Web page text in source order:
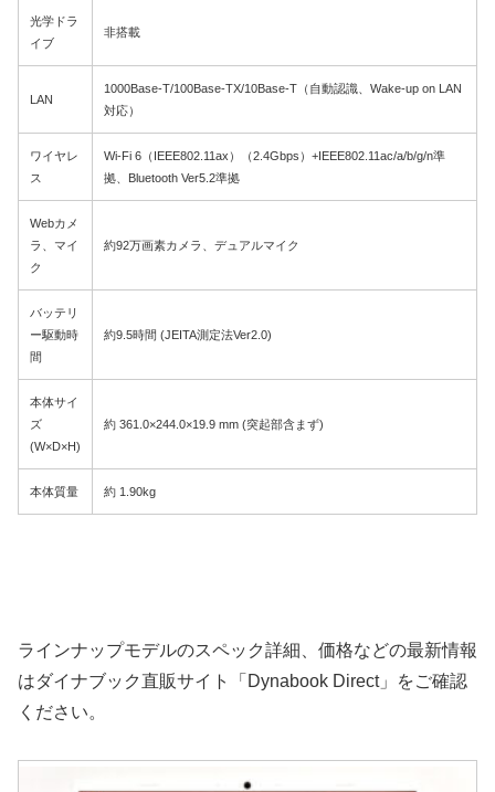
光学ドラ
イブ
非搭載
LAN
1000Base-T/100Base-TX/10Base-T（自動認識、Wake-up on LAN
対応）
ワイヤレ
ス
Wi-Fi 6（IEEE802.11ax）（2.4Gbps）+IEEE802.11ac/a/b/g/n準
拠、Bluetooth Ver5.2準拠
Webカメ
ラ、マイ
ク
約92万画素カメラ、デュアルマイク
バッテリ
ー駆動時
間
約9.5時間 (JEITA測定法Ver2.0)
本体サイ
ズ
(W×D×H)
約 361.0×244.0×19.9 mm (突起部含まず)
本体質量 約 1.90kg
ラインナップモデルのスペック詳細、価格などの最新情報
はダイナブック直販サイト「Dynabook Direct」をご確認
ください。